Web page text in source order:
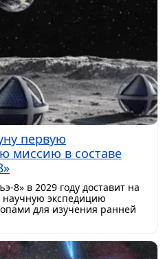
первую
миссию в составе
8» в 2029 году доставит на
экспедицию
для изучения ранней